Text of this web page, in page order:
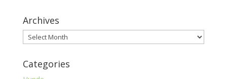
Archives
Archives
Categories